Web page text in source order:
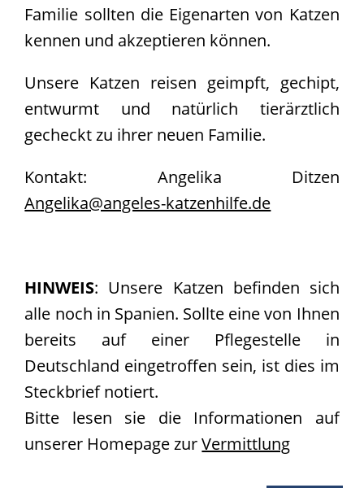
Familie sollten die Eigenarten von Katzen
kennen und akzeptieren können.
Unsere Katzen reisen geimpft, gechipt,
entwurmt und natürlich tierärztlich
gecheckt zu ihrer neuen Familie.
Kontakt: Angelika Ditzen
Angelika@angeles-katzenhilfe.de
HINWEIS: Unsere Katzen befinden sich
alle noch in Spanien. Sollte eine von Ihnen
bereits auf einer Pflegestelle in
Deutschland eingetroffen sein, ist dies im
Steckbrief notiert.
Bitte lesen sie die Informationen auf
unserer Homepage zurVermittlung